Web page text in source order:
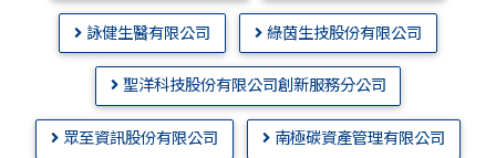
詠健生醫有限公司 綠茵生技股份有限公司
聖洋科技股份有限公司創新服務分公司
眾至資訊股份有限公司 南極碳資產管理有限公司